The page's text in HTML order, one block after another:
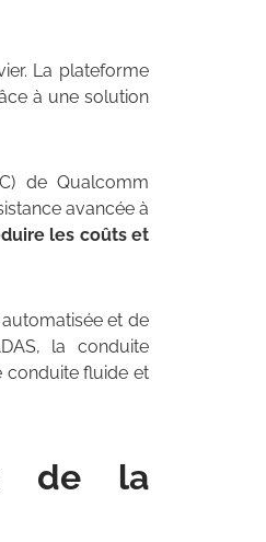
La plateforme
à une solution
de Qualcomm
avancée à
les coûts et
et de
la conduite
conduite fluide et
de la